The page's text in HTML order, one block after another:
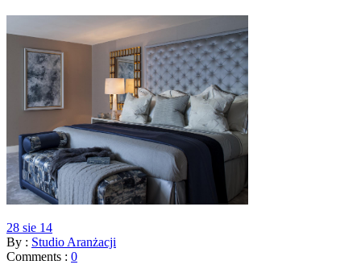
28 sie 14
By : Studio Aranżacji
Comments : 0